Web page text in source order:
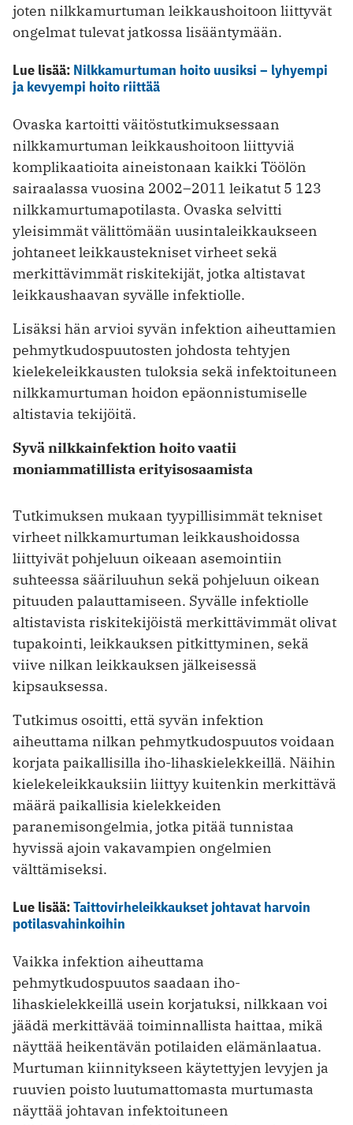
joten nilkkamurtuman leikkaushoitoon liittyvät
ongelmat tulevat jatkossa lisääntymään.
Lue lisää: Nilkkamurtuman hoito uusiksi – lyhyempi
ja kevyempi hoito riittää
Ovaska kartoitti väitöstutkimuksessaan
nilkkamurtuman leikkaushoitoon liittyviä
komplikaatioita aineistonaan kaikki Töölön
sairaalassa vuosina 2002–2011 leikatut 5 123
nilkkamurtumapotilasta. Ovaska selvitti
yleisimmät välittömään uusintaleikkaukseen
johtaneet leikkaustekniset virheet sekä
merkittävimmät riskitekijät, jotka altistavat
leikkaushaavan syvälle infektiolle.
Lisäksi hän arvioi syvän infektion aiheuttamien
pehmytkudospuutosten johdosta tehtyjen
kielekeleikkausten tuloksia sekä infektoituneen
nilkkamurtuman hoidon epäonnistumiselle
altistavia tekijöitä.
Syvä nilkkainfektion hoito vaatii
moniammatillista erityisosaamista
Tutkimuksen mukaan tyypillisimmät tekniset
virheet nilkkamurtuman leikkaushoidossa
liittyivät pohjeluun oikeaan asemointiin
suhteessa sääriluuhun sekä pohjeluun oikean
pituuden palauttamiseen. Syvälle infektiolle
altistavista riskitekijöistä merkittävimmät olivat
tupakointi, leikkauksen pitkittyminen, sekä
viive nilkan leikkauksen jälkeisessä
kipsauksessa.
Tutkimus osoitti, että syvän infektion
aiheuttama nilkan pehmytkudospuutos voidaan
korjata paikallisilla iho-lihaskielekkeillä. Näihin
kielekeleikkauksiin liittyy kuitenkin merkittävä
määrä paikallisia kielekkeiden
paranemisongelmia, jotka pitää tunnistaa
hyvissä ajoin vakavampien ongelmien
välttämiseksi.
Lue lisää:Taittovirheleikkaukset johtavat harvoin
potilasvahinkoihin
Vaikka infektion aiheuttama
pehmytkudospuutos saadaan iho-
lihaskielekkeillä usein korjatuksi, nilkkaan voi
jäädä merkittävää toiminnallista haittaa, mikä
näyttää heikentävän potilaiden elämänlaatua.
Murtuman kiinnitykseen käytettyjen levyjen ja
ruuvien poisto luutumattomasta murtumasta
näyttää johtavan infektoituneen